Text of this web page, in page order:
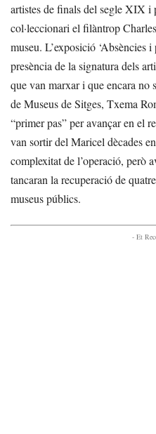
artistes de finals del segle XIX
col·leccionari el filàntrop
museu. L’exposició ‘Absències i
presència de la signatura dels
que van marxar i que encara no
de Museus de Sitges, Txema
“primer pas” per avançar en el
van sortir del Maricel dècades
complexitat de l’operació, però
tancaran la recuperació de
museus públics.
- Et